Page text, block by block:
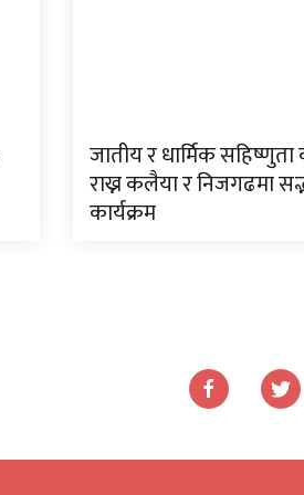
जातीय र धार्मिक
राख्न कलैया र निजगढमा
कार्यक्रम